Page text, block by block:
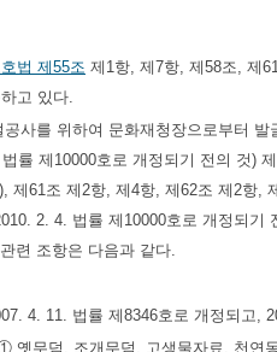
법 제55조 제1항, 제7항, 제58조, 제
고 있다.
공사를 위하여 문화재청장으로부터
률 제10000호로 개정되기 전의 것)
제61조 제2항, 제4항, 제62조 제2항
2. 4. 법률 제10000호로 개정되기
련 조항은 다음과 같다.
4. 11. 법률 제8346호로 개정되고,
옛무덤, 조개무덤, 고생물자료, 천연